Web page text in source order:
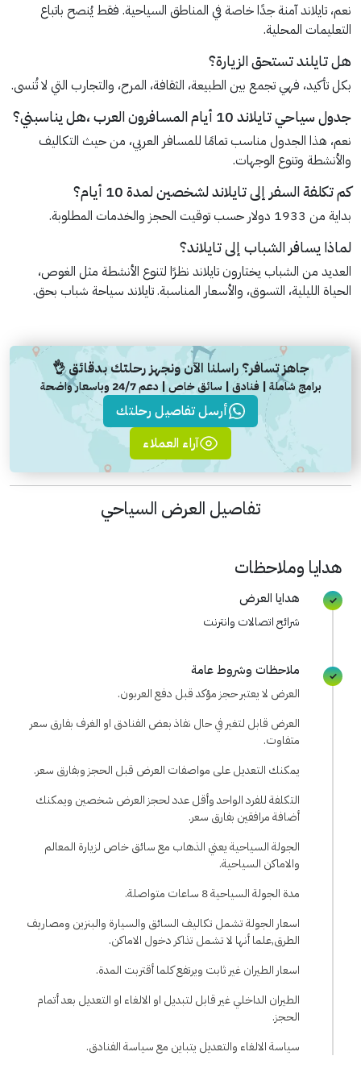
نعم، تايلاند آمنة جدًا خاصة في المناطق السياحية. فقط يُنصح باتباع
التعليمات المحلية.
هل تايلند تستحق الزيارة؟
بكل تأكيد، فهي تجمع بين الطبيعة، الثقافة، المرح، والتجارب التي لا تُنسى.
جدول سياحي تايلاند 10 أيام المسافرون العرب ،هل يناسبني؟
نعم، هذا الجدول مناسب تمامًا للمسافر العربي، من حيث التكاليف
والأنشطة وتنوع الوجهات.
كم تكلفة السفر إلى تايلاند لشخصين لمدة 10 أيام؟
بداية من 1933 دولار حسب توقيت الحجز والخدمات المطلوبة.
لماذا يسافر الشباب إلى تايلاند؟
العديد من الشباب يختارون تايلاند نظرًا لتنوع الأنشطة مثل الغوص،
الحياة الليلية، التسوق، والأسعار المناسبة. تايلاند سياحة شباب بحق.
جاهز تسافر؟ راسلنا الآن ونجهز رحلتك بدقائق 👌
برامج شاملة | فنادق | سائق خاص | دعم 24/7 وباسعار واضحة
أرسل تفاصيل رحلتك
آراء العملاء
تفاصيل العرض السياحي
هدايا وملاحظات
هدايا العرض
شرائح اتصالات وانترنت
ملاحظات وشروط عامة
العرض لا يعتبر حجز مؤكد قبل دفع العربون.
العرض قابل لتغير في حال نفاذ بعض الفنادق او الغرف بفارق سعر
متفاوت.
يمكنك التعديل على مواصفات العرض قبل الحجز وبفارق سعر.
التكلفة للفرد الواحد وأقل عدد لحجز العرض شخصين ويمكنك
أضافة مرافقين بفارق سعر.
الجولة السياحية يعني الذهاب مع سائق خاص لزيارة المعالم
والاماكن السياحية.
مدة الجولة السياحية 8 ساعات متواصلة.
اسعار الجولة تشمل تكاليف السائق والسيارة والبنزين ومصاريف
الطرق,علما أنها لا تشمل تذاكر دخول الاماكن.
اسعار الطيران غير ثابت ويرتفع كلما أقتربت المدة.
الطيران الداخلي غير قابل لتبديل او الالغاء او التعديل بعد أتمام
الحجز.
سياسة الالغاء والتعديل يتباين مع سياسة الفنادق.